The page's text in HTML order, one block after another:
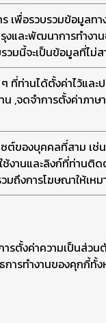
เพื่อรวบรวมข้อมูล
งและพัฒนาการทำง
มนี้จะเป็นข้อมูลที่ไม่
ที่ท่านได้ตั้งค่าไว้แ
,จดจำการตั้งค่าภา
ซต์ของบุคคลที่สาม เ
งานและลิงก์ที่ท่านติ
ถึงการโฆษณาให้เห
รตั้งค่าความเป็นส่ว
ารทำงานของคุกกี้ทั้